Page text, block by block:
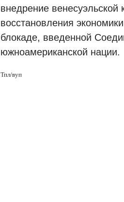
внедрение
восстановления
блокаде, введенной
южноамериканской нации.
Тпл/вуп